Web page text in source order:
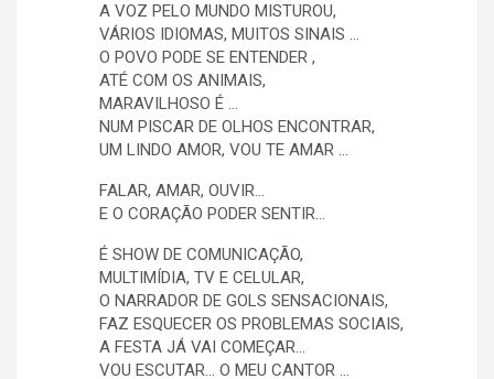
A VOZ PELO MUNDO MISTUROU,
VÁRIOS IDIOMAS, MUITOS SINAIS …
O POVO PODE SE ENTENDER ,
ATÉ COM OS ANIMAIS,
MARAVILHOSO É …
NUM PISCAR DE OLHOS ENCONTRAR,
UM LINDO AMOR, VOU TE AMAR …
FALAR, AMAR, OUVIR…
E O CORAÇÃO PODER SENTIR…
É SHOW DE COMUNICAÇÃO,
MULTIMÍDIA, TV E CELULAR,
O NARRADOR DE GOLS SENSACIONAIS,
FAZ ESQUECER OS PROBLEMAS SOCIAIS,
A FESTA JÁ VAI COMEÇAR…
VOU ESCUTAR… O MEU CANTOR …